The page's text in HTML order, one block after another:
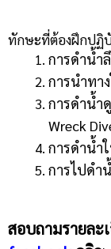
ทักษะที่ต้องฝึกปฏิ
การดำน้ำ
การนำทา
การดำน้ำ
Wreck
การดำน้ำ
การไปดำ
สอบถามรายละ